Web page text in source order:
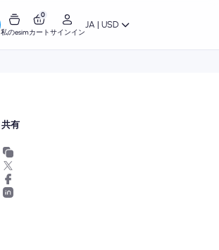
私のesim
0
カートサインイン
JA | USD
共有